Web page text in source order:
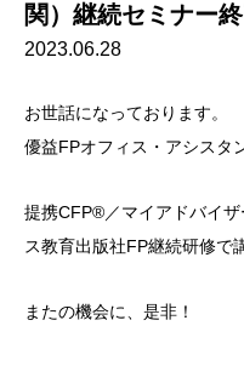
関）継続セミナー
2023.06.28
お世話になっております。
優益FPオフィス・アシスタ
提携CFP®／マイアドバイ
ス教育出版社FP継続研修で
またの機会に、是非！